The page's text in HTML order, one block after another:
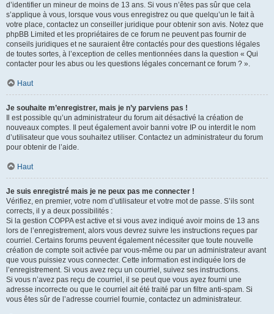
d’identifier un mineur de moins de 13 ans. Si vous n’êtes pas sûr que cela
s’applique à vous, lorsque vous vous enregistrez ou que quelqu’un le fait à
votre place, contactez un conseiller juridique pour obtenir son avis. Notez que
phpBB Limited et les propriétaires de ce forum ne peuvent pas fournir de
conseils juridiques et ne sauraient être contactés pour des questions légales
de toutes sortes, à l’exception de celles mentionnées dans la question « Qui
contacter pour les abus ou les questions légales concernant ce forum ? ».
Haut
Je souhaite m’enregistrer, mais je n’y parviens pas !
Il est possible qu’un administrateur du forum ait désactivé la création de
nouveaux comptes. Il peut également avoir banni votre IP ou interdit le nom
d’utilisateur que vous souhaitez utiliser. Contactez un administrateur du forum
pour obtenir de l’aide.
Haut
Je suis enregistré mais je ne peux pas me connecter !
Vérifiez, en premier, votre nom d’utilisateur et votre mot de passe. S’ils sont
corrects, il y a deux possibilités :
Si la gestion COPPA est active et si vous avez indiqué avoir moins de 13 ans
lors de l’enregistrement, alors vous devrez suivre les instructions reçues par
courriel. Certains forums peuvent également nécessiter que toute nouvelle
création de compte soit activée par vous-même ou par un administrateur avant
que vous puissiez vous connecter. Cette information est indiquée lors de
l’enregistrement. Si vous avez reçu un courriel, suivez ses instructions.
Si vous n’avez pas reçu de courriel, il se peut que vous ayez fourni une
adresse incorrecte ou que le courriel ait été traité par un filtre anti-spam. Si
vous êtes sûr de l’adresse courriel fournie, contactez un administrateur.